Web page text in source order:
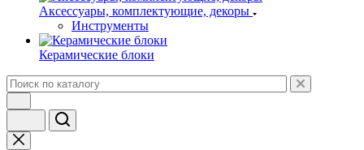
Аксессуары, комплектующие, декоры
Инструменты
Керамические блоки